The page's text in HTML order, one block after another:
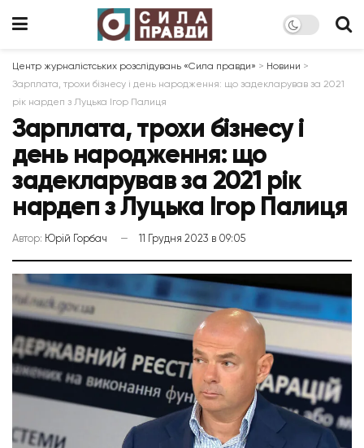
Центр журналістських розслідувань «Сила правди» > Новини >
Зарплата, трохи бізнесу і день народження: що задекларував за 2021
рік нардеп з Луцька Ігор Палиця
Зарплата, трохи бізнесу і
день народження: що
задекларував за 2021 рік
нардеп з Луцька Ігор Палиця
Автор: Юрій Горбач 11 Грудня 2023 в 09:05